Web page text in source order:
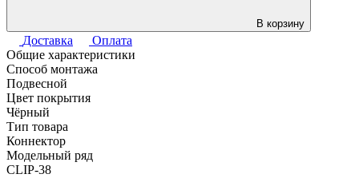
В корзину
Доставка
Оплата
Общие характеристики
Способ монтажа
Подвесной
Цвет покрытия
Чёрный
Тип товара
Коннектор
Модельный ряд
CLIP-38